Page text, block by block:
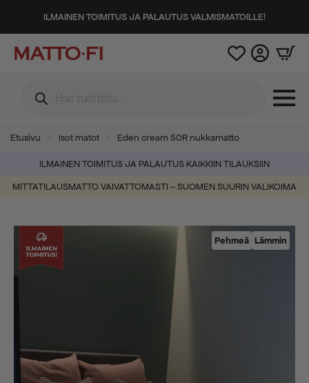
ILMAINEN TOIMITUS JA PALAUTUS VALMISMATOILLE!
search
Etusivu Isot matot Eden cream 50R nukkamatto
ILMAINEN TOIMITUS JA PALAUTUS KAIKKIIN TILAUKSIIN
MITTATILAUSMATTO VAIVATTOMASTI – SUOMEN SUURIN VALIKOIMA
Pehmeä Lämmin